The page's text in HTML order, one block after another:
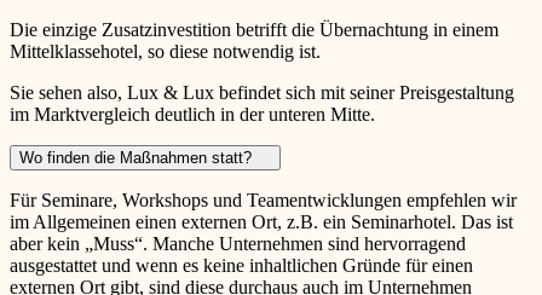
Die einzige Zusatzinvestition betrifft die Übernachtung in einem
Mittelklassehotel, so diese notwendig ist.
Sie sehen also, Lux & Lux befindet sich mit seiner Preisgestaltung
im Marktvergleich deutlich in der unteren Mitte.
Wo finden die Maßnahmen statt?
Für Seminare, Workshops und Teamentwicklungen empfehlen wir
im Allgemeinen einen externen Ort, z.B. ein Seminarhotel. Das ist
aber kein „Muss“. Manche Unternehmen sind hervorragend
ausgestattet und wenn es keine inhaltlichen Gründe für einen
externen Ort gibt, sind diese durchaus auch im Unternehmen